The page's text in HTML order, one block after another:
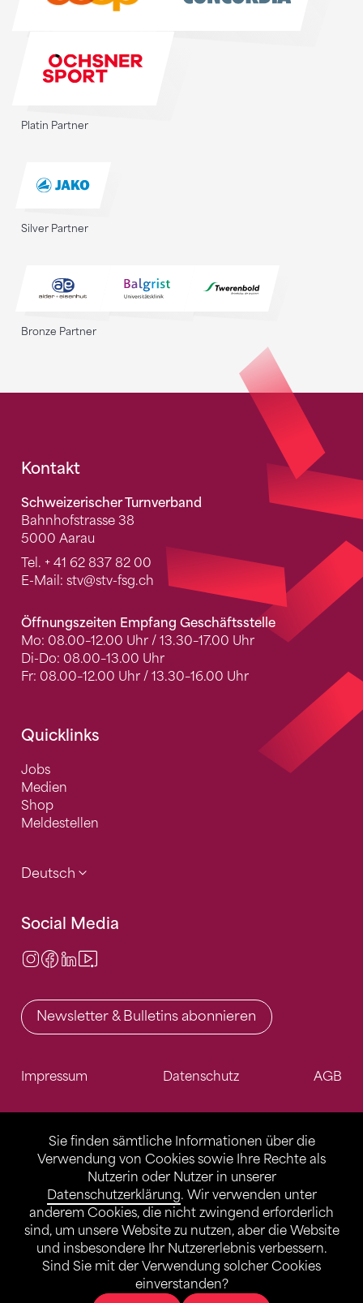
Sie finden sämtliche Informationen über die
Verwendung von Cookies sowie Ihre Rechte als
Nutzerin oder Nutzer in unserer
Datenschutzerklärung. Wir verwenden unter
anderem Cookies, die nicht zwingend erforderlich
sind, um unsere Website zu nutzen, aber die Website
und insbesondere Ihr Nutzererlebnis verbessern.
Sind Sie mit der Verwendung solcher Cookies
einverstanden?
Platin Partner
Silver Partner
Bronze Partner
Fusszeile
Kontakt
Schweizerischer Turnverband
Bahnhofstrasse 38
5000 Aarau
Tel. + 41 62 837 82 00
E-Mail: stv@stv-fsg.ch
Öffnungszeiten Empfang Geschäftsstelle
Mo: 08.00–12.00 Uhr / 13.30–17.00 Uhr
Di-Do: 08.00–13.00 Uhr
Fr: 08.00–12.00 Uhr / 13.30–16.00 Uhr
Quicklinks
Jobs
Medien
Shop
Meldestellen
Deutsch
Social Media
Instagram
Facebook
LinkedIn
Newsletter & Bulletins abonnieren
Impressum Datenschutz AGB